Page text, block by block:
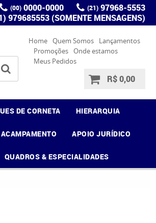
(00) 0000-0000 (21) 97968-5553
979685553 (SOMENTE MENSAGENS)
Home Quem Somos
Lançamentos
Promoções Onde estamos
Meus Pedidos
R$ 0,00
DE CORNETA HIERARQUIA
ACAMPAMENTO APOIO JURÍDICO
QUADROS & ESPECIALIDADES